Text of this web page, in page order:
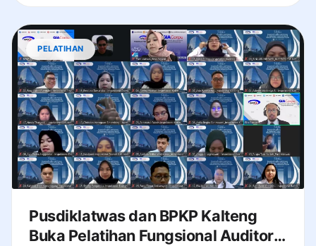
PELATIHAN
Pusdiklatwas dan BPKP Kalteng
Buka Pelatihan Fungsional Auditor